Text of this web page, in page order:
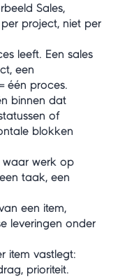
Sales,
project, niet per
leeft. Een sales
een
één proces.
binnen dat
of
blokken
waar werk op
taak, een
een item,
leveringen onder
item vastlegt:
prioriteit.